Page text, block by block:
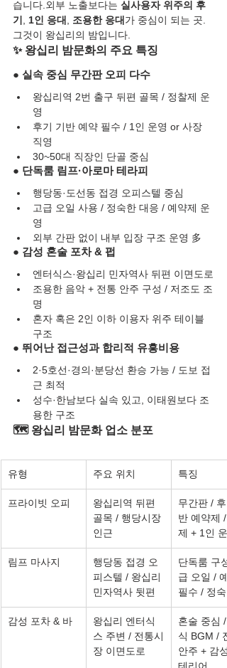
습니다.외부 노출보다는 실사용자 위주의 후
기 , 1인 응대 , 조용한 응대 가 중심이 되는 곳.
그것이 왕십리의 밤입니다.
✨ 왕십리 밤문화의 주요 특징
● 실속 중심 무간판 오피 다수
왕십리역 2번 출구 뒤편 골목 / 정찰제 운
영
후기 기반 예약 필수 / 1인 운영 or 사장
직영
30~50대 직장인 단골 중심
● 단독룸 림프·아로마 테라피
행당동·도선동 접경 오피스텔 중심
고급 오일 사용 / 정숙한 대응 / 예약제 운
영
외부 간판 없이 내부 입장 구조 운영 多
● 감성 혼술 포차 & 펍
엔터식스·왕십리 민자역사 뒤편 이면도로
조용한 음악 + 전통 안주 구성 / 저조도 조
명
혼자 혹은 2인 이하 이용자 위주 테이블
구조
● 뛰어난 접근성과 합리적 유흥비용
2·5호선·경의·분당선 환승 가능 / 도보 접
근 최적
성수·한남보다 실속 있고, 이태원보다 조
용한 구조
🗺️ 왕십리 밤문화 업소 분포
유형 주요 위치 특징
프라이빗 오피
왕십리역 뒤편
골목 / 행당시장
인근
무간판 / 후
반 예약제 /
제 + 1인 운
림프 마사지
행당동 접경 오
피스텔 / 왕십리
민자역사 뒷편
단독룸 구
급 오일 /
필수 / 정숙
감성 포차 & 바
왕십리 엔터식
스 주변 / 전통시
장 이면도로
혼술 중심 /
식 BGM /
안주 + 감성